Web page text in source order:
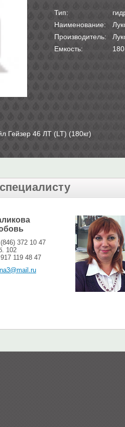
Тип:
Наименование:
Производитель:
Емкость:
Гейзер 46 ЛТ (LT) (180кг)
372 10 47
102
119 48 47